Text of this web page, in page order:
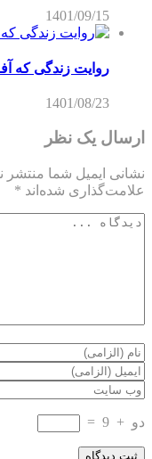
1401/09/15
روایت زندگی که
1401/08/23
ارسال یک نظر
نشانی ایمیل شما منتشر
علامت‌گذاری شده‌اند *
دو +
9
=